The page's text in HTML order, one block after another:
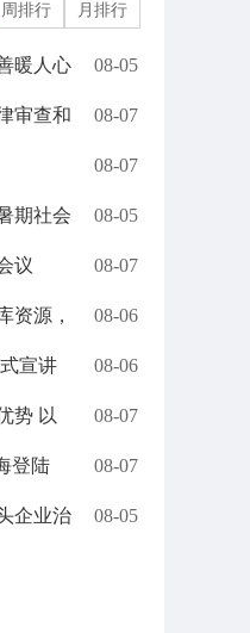
周排行 月排行
暖人心 08-05
审查和 08-07
08-07
期社会 08-05
议 08-07
资源， 08-06
宣讲 08-06
势 以 08-07
登陆 08-07
企业治 08-05